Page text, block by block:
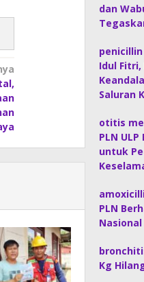
dan
Idul Fitri,
Saluran
otitis
PLN
untuk
PLN
Kg